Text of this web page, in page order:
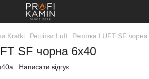
Kratki Решітки Luft Решітка LUFT SF
SF чорна 6x40
Написати відгук